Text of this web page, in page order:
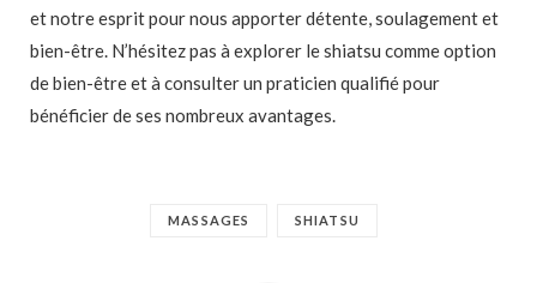
et notre esprit pour nous apporter détente, soulagement et
bien-être. N’hésitez pas à explorer le shiatsu comme option
de bien-être et à consulter un praticien qualifié pour
bénéficier de ses nombreux avantages.
MASSAGES SHIATSU